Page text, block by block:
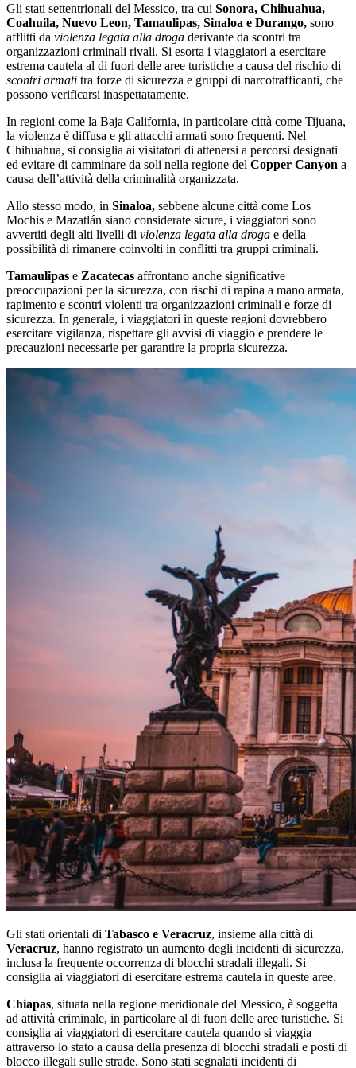
Gli stati settentrionali del Messico, tra cui Sonora, Chihuahua,
Coahuila, Nuevo Leon, Tamaulipas, Sinaloa e Durango, sono
afflitti da violenza legata alla droga derivante da scontri tra
organizzazioni criminali rivali. Si esorta i viaggiatori a esercitare
estrema cautela al di fuori delle aree turistiche a causa del rischio di
scontri armati tra forze di sicurezza e gruppi di narcotrafficanti, che
possono verificarsi inaspettatamente.
In regioni come la Baja California, in particolare città come Tijuana,
la violenza è diffusa e gli attacchi armati sono frequenti. Nel
Chihuahua, si consiglia ai visitatori di attenersi a percorsi designati
ed evitare di camminare da soli nella regione del Copper Canyon a
causa dell’attività della criminalità organizzata.
Allo stesso modo, in Sinaloa, sebbene alcune città come Los
Mochis e Mazatlán siano considerate sicure, i viaggiatori sono
avvertiti degli alti livelli di violenza legata alla droga e della
possibilità di rimanere coinvolti in conflitti tra gruppi criminali.
Tamaulipas e Zacatecas affrontano anche significative
preoccupazioni per la sicurezza, con rischi di rapina a mano armata,
rapimento e scontri violenti tra organizzazioni criminali e forze di
sicurezza. In generale, i viaggiatori in queste regioni dovrebbero
esercitare vigilanza, rispettare gli avvisi di viaggio e prendere le
precauzioni necessarie per garantire la propria sicurezza.
Gli stati orientali di Tabasco e Veracruz, insieme alla città di
Veracruz, hanno registrato un aumento degli incidenti di sicurezza,
inclusa la frequente occorrenza di blocchi stradali illegali. Si
consiglia ai viaggiatori di esercitare estrema cautela in queste aree.
Chiapas, situata nella regione meridionale del Messico, è soggetta
ad attività criminale, in particolare al di fuori delle aree turistiche. Si
consiglia ai viaggiatori di esercitare cautela quando si viaggia
attraverso lo stato a causa della presenza di blocchi stradali e posti di
blocco illegali sulle strade. Sono stati segnalati incidenti di